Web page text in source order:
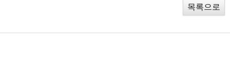
목록으로